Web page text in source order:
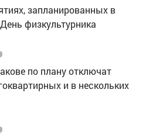
запланированных в
физкультурника
по плану отключат
и в нескольких